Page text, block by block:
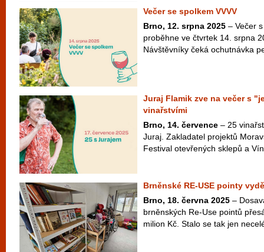
Večer se spolkem VVVV
Brno, 12. srpna 2025 – Večer
proběhne ve čtvrtek 14. srpna
Návštěvníky čeká ochutnávka
Juraj Flamik zve na večer s
vinařstvími
Brno, 14. července – 25
Juraj. Zakladatel projektů
Festival otevřených sklepů a
Brněnské RE-USE pointy
Brno, 18. června 2025 –
brněnských Re-Use pointů
milion Kč. Stalo se tak jen